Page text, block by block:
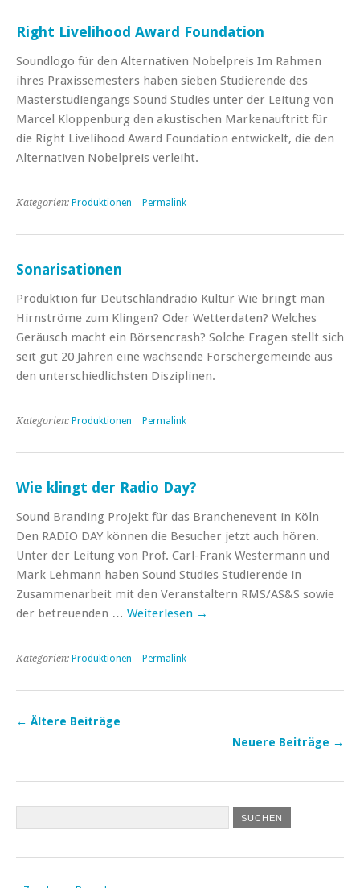
Right Livelihood Award Foundation
Soundlogo für den Alternativen Nobelpreis Im Rahmen
ihres Praxissemesters haben sieben Studierende des
Masterstudiengangs Sound Studies unter der Leitung von
Marcel Kloppenburg den akustischen Markenauftritt für
die Right Livelihood Award Foundation entwickelt, die den
Alternativen Nobelpreis verleiht.
Kategorien: Produktionen Permalink
Sonarisationen
Produktion für Deutschlandradio Kultur Wie bringt man
Hirnströme zum Klingen? Oder Wetterdaten? Welches
Geräusch macht ein Börsencrash? Solche Fragen stellt sich
seit gut 20 Jahren eine wachsende Forschergemeinde aus
den unterschiedlichsten Disziplinen.
Kategorien: Produktionen Permalink
Wie klingt der Radio Day?
Sound Branding Projekt für das Branchenevent in Köln
Den RADIO DAY können die Besucher jetzt auch hören.
Unter der Leitung von Prof. Carl-Frank Westermann und
Mark Lehmann haben Sound Studies Studierende in
Zusammenarbeit mit den Veranstaltern RMS/AS&S sowie
der betreuenden … Weiterlesen →
Kategorien: Produktionen Permalink
← Ältere Beiträge
Neuere Beiträge →